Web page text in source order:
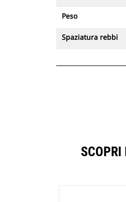
Peso
Spaziatura rebbi